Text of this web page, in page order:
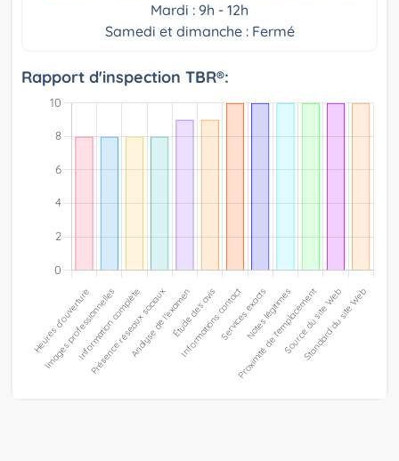
Mardi : 9h - 12h
Samedi et dimanche : Fermé
Rapport d'inspection TBR®: